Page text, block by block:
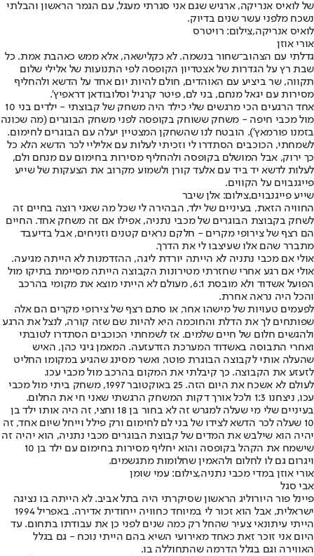
של לואיס אנריקה, ארגיש שגם אני סגרתי מעגל, עם הגמר הראשון והבלתי
נשכח מלפני עשר שנים בדיוק.
לואיס אנריקה,צילום: רויטרס
אורי אוזן
גדלתי עם הצהוב־שחור בנשמה. לא כקלישאה, אלא ממש כאהבת אמת. כל
שבת רץ על הגדרות של אצטדיון הקופסה לפי התנועות של אלילי שלום
תקווה, שר ביציע עם האוהדים, חולם להיות יום אחד על הדשא ולהחליף
מסירות עם יגאל מנחם, בני לם, פיטר קרגיל וסלובודאן דראפיץ'.
אחד הרגעים הכי מרגשים שלי כילד היה משחק של קבוצתי - ילדים בני 10
מול מכבי חיפה - משחק ששוחק בקופסה לפני משחק הבוגרים (מה שכונה
בזמנו פורמאץ'). הובטח לנו שהשחקן המצטיין יעלה עם הבוגרים לחימום.
לשמחתי, הכוכבים הסתדרו לי וזכיתי לעלות עם אליליי לכר הדשא הלא כל
כך ירוק, אבל המושלם בקופסה ולהחליף מסירות בחימום עם מנחם ולם,
לעלות לדשא יד ביד עם אלעד קורן ולשמוע מקרוב את הצעקות של שייע
פייגנבוים על הקווים.
שייע פייגנבוים,צילום: אלן שיבר
החוויה הזאת, בעיניים של ילד, הבהירה לי שכל מה שאני רוצה בחיים זה
לשחק בקבוצת הבוגרים של מכבי נתניה, אפילו אם זה משחק אחד. החיים
הם רצף של צירופי מקרים - חלקם נראים קטנים וזניחים, אבל בדיעבד
מתברר שהם אלו שעיצבו לי את הדרך.
אולי אם מכבי נתניה לא הייתה יורדת ליגה, ההזדמנות לא הייתה מגיעה.
אולי אם רגע אחרי שחזרתי מטירונות הקבוצה הייתה מסיימת בתיקו מול
הפועל אשדוד ולא מובסת 6:1, מעולם לא הייתי מוצא את מקומי בהרכב
והכל היה נראה אחרת.
לפעמים טעויות של מישהו אחר, או סתם רצף של צירופי מקרים הם אלה
שפותחים לך את הדלת והחוכמה היא להיות שם שזה קורה, לנצל את הרגע
ולהגשים חלום של חיים שלמים. אז לשמחתי הכוכבים הסתדרו לטובתי
ואחרי התבוסה באשדוד המערכת הזדעזעה. המאמן גיגי כהן, האיש
שהעלה אותי לקבוצה הבוגרת פוטר, ואשר מסינג שהגיע במקומו החליט
לזעזע את הקבוצה. כך קיבלתי את המקום בהרכב מול מכבי עכו.
לעולם לא אשכח את היום הזה. 25 באוקטובר 1997, משחק ביתי מול מכבי
עכו, ניצחנו 1:3 ולכל אורך דקות המשחק הרגשתי שאני חי את החלום.
בעיניים שלי מי שעלה למגרש זה לא בחור בן 18 וחצי, זה היה אותו ילד בן
10 שעלה לכר הדשא לצידו של בני לם לחימום ורק פילל וייחל שיום אחד, זה
יהיה הוא שילבש את המדים של קבוצת הבוגרים מכבי נתניה, הוא יהיה זה
שישמח את הקהל בקופסה והוא יחליף מסירות בחימום עם ילד בן 10
ויגרום גם לו לחלום ולהאמין שחלומות מתגשמים.
אורי אוזן במדי מכבי נתניה,צילום: עמי שומן
אבי סגל
פיינל פור היורוליג הראשון שסיקרתי היה בתל אביב. לא הייתה בו נציגה
ישראלית, אבל הוא זכור לי במיוחד כחוויה ייחודית אדירה. באפריל 1994
הייתי עיתונאי צעיר שהחל רק כמה שנים לפני כן את עבודתו בתחום. עד
היום אני זוכר זאת כאחד מאירועי השיא בהם הייתי נוכח - גם בגלל
האווירה וגם בגלל הדרמה שהתחוללה בו.